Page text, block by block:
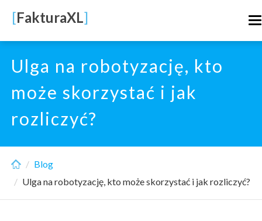
main
content
[FakturaXL]
Ulga na robotyzację, kto
może skorzystać i jak
rozliczyć?
Blog
Ulga na robotyzację, kto może skorzystać i jak rozliczyć?